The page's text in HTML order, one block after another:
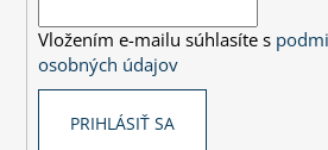
HĽADAŤ
Vložením e-mailu súhlasíte s
osobných údajov
PRIHLÁSIŤ SA